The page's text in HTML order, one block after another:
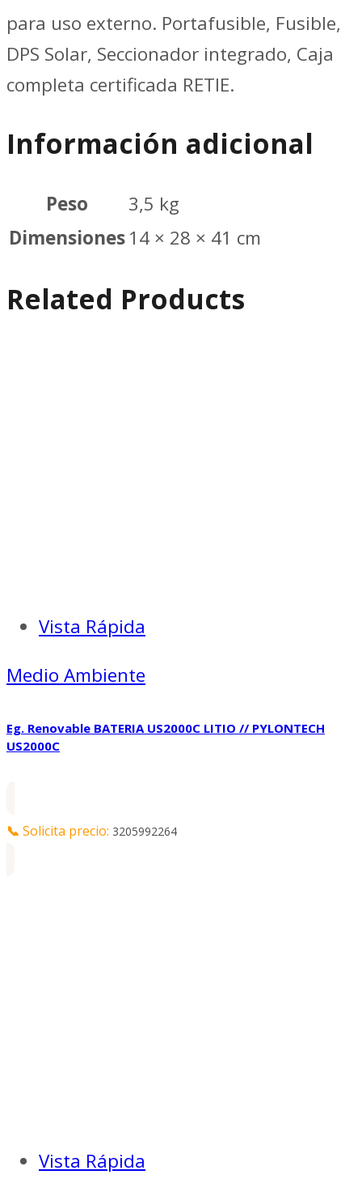
para uso externo. Portafusible, Fusible,
DPS Solar, Seccionador integrado, Caja
completa certificada RETIE.
Información adicional
Peso
3,5 kg
Dimensiones14 × 28 × 41 cm
Related Products
Vista Rápida
Medio Ambiente
Eg. Renovable BATERIA US2000C LITIO // PYLONTECH
US2000C
📞 Solicita precio: 3205992264
Vista Rápida